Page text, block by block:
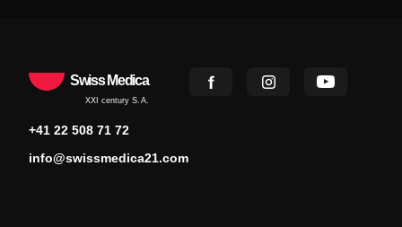
Swiss Medica
XXI century S.A.
+41 22 508 71 72
info@swissmedica21.com